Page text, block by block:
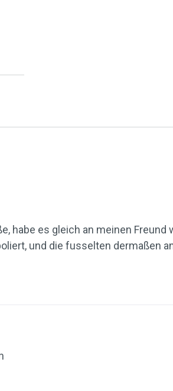
habe es gleich an meinen
und die fusselten dermaßen